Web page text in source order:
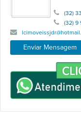
(32)
(32) 9
Enviar Mensagem